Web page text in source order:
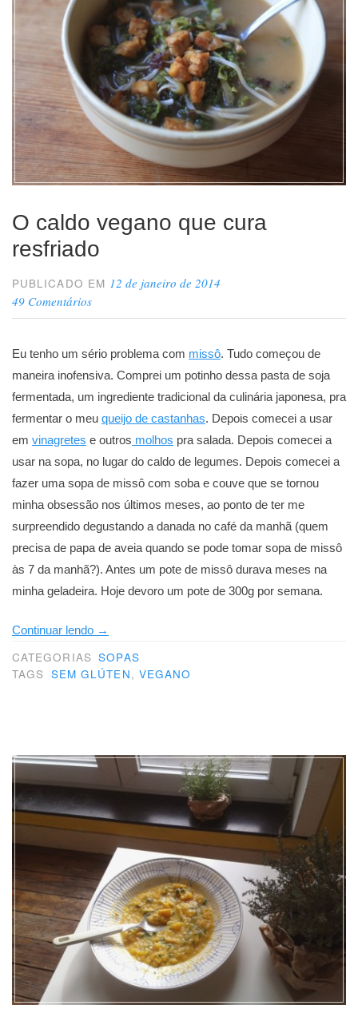
gato
que
trabalha
comigo”
O caldo vegano que cura
resfriado
PUBLICADO EM 12 de janeiro de 2014
49 Comentários
Eu tenho um sério problema com missô. Tudo começou de
maneira inofensiva. Comprei um potinho dessa pasta de soja
fermentada, um ingrediente tradicional da culinária japonesa, pra
fermentar o meu queijo de castanhas. Depois comecei a usar
em vinagretes e outros molhos pra salada. Depois comecei a
usar na sopa, no lugar do caldo de legumes. Depois comecei a
fazer uma sopa de missô com soba e couve que se tornou
minha obsessão nos últimos meses, ao ponto de ter me
surpreendido degustando a danada no café da manhã (quem
precisa de papa de aveia quando se pode tomar sopa de missô
às 7 da manhã?). Antes um pote de missô durava meses na
minha geladeira. Hoje devoro um pote de 300g por semana.
Continuar lendo “O
caldo
vegano
→
CATEGORIAS SOPAS
TAGS SEM GLÚTEN, VEGANO